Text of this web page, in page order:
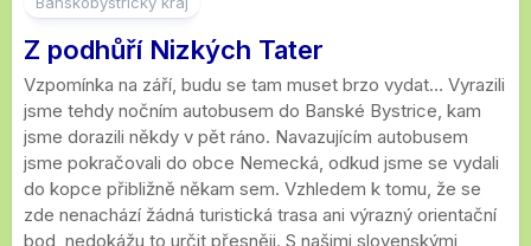
Z podhůří Nizkých Tater
Vzpomínka na září, budu se tam muset brzo vydat… Vyrazili
jsme tehdy nočním autobusem do Banské Bystrice, kam
jsme dorazili někdy v pět ráno. Navazujícím autobusem
jsme pokračovali do obce Nemecká, odkud jsme se vydali
do kopce přibližně někam sem. Vzhledem k tomu, že se
zde nenachází žádná turistická trasa ani výrazný orientační
bod, nedokážu to určit přesněji. S našimi slovenskými